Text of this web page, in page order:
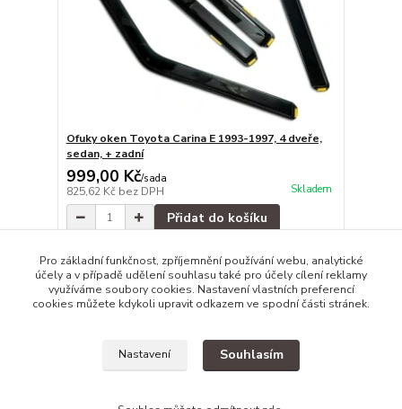
Ofuky oken Toyota Carina E 1993-1997, 4 dveře,
sedan, + zadní
999,00 Kč/sada
825,62 Kč bez DPH Skladem
Přidat do košíku
strana z 1
Pro základní funkčnost, zpříjemnění používání webu, analytické
účely a v případě udělení souhlasu také pro účely cílení reklamy
využíváme soubory cookies. Nastavení vlastních preferencí
cookies můžete kdykoli upravit odkazem ve spodní části stránek.
Nastavení Souhlasím